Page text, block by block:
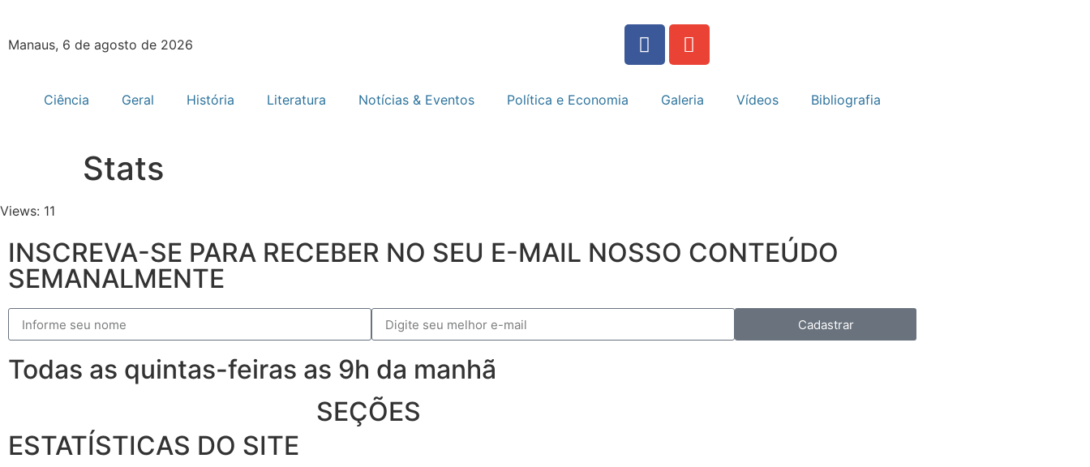
Manaus, 6 de agosto de 2026
Ciência Geral História Literatura Notícias & Eventos Política e Economia Galeria Vídeos Bibliografia
Stats
Views: 11
INSCREVA-SE PARA RECEBER NO SEU E-MAIL NOSSO CONTEÚDO
SEMANALMENTE
Cadastrar
Todas as quintas-feiras as 9h da manhã
ESTATÍSTICAS DO SITE
SEÇÕES